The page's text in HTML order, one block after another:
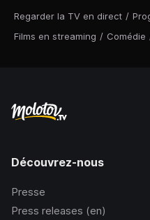
Regarder la TV en direct /
Films en streaming / Comédie
Découvrez-nous
Presse
Press releases (en)